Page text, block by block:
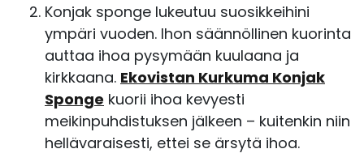
Konjak sponge lukeutuu suosikkeihini
ympäri vuoden. Ihon säännöllinen kuorinta
auttaa ihoa pysymään kuulaana ja
kirkkaana. Ekovistan Kurkuma Konjak
Sponge kuorii ihoa kevyesti
meikinpuhdistuksen jälkeen – kuitenkin niin
hellävaraisesti, ettei se ärsytä ihoa.